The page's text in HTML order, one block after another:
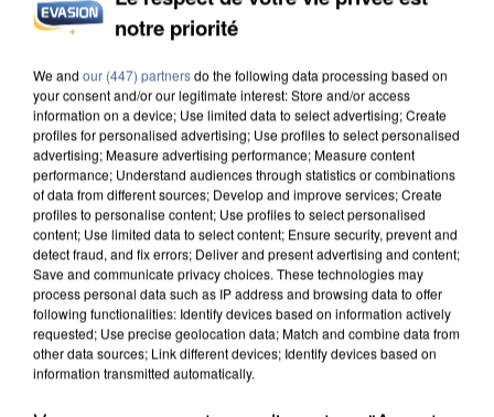
INCENDIES : L’ÎLE-DE-FRANCE LANCE UN ÉLAN
DE SOLIDARITÉ AVEC LES...
notre priorité
We and our (447) partnersdo the following data processing based on
your consent and/or our legitimate interest: Store and/or access
information on a device; Use limited data to select advertising; Create
profiles for personalised advertising; Use profiles to select personalised
advertising; Measure advertising performance; Measure content
performance; Understand audiences through statistics or combinations
of data from different sources; Develop and improve services; Create
profiles to personalise content; Use profiles to select personalised
content; Use limited data to select content; Ensure security, prevent and
detect fraud, and fix errors; Deliver and present advertising and content;
Save and communicate privacy choices. These technologies may
process personal data such as IP address and browsing data to offer
following functionalities: Identify devices based on information actively
requested; Use precise geolocation data; Match and combine data from
other data sources; Link different devices; Identify devices based on
information transmitted automatically.